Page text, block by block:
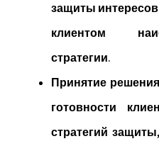
защиты
клиентом
стратегии.
Принятие
готовности
стратегий